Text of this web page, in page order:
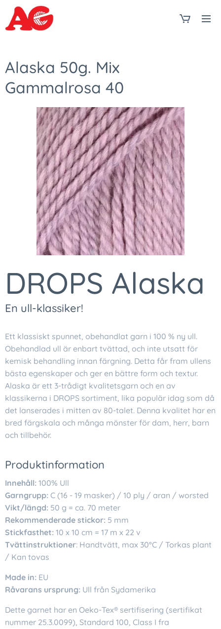
Alaska 50g. Mix
Gammalrosa 40
DROPS Alaska
En ull-klassiker!
Ett klassiskt spunnet, obehandlat garn i 100 % ny ull.
Obehandlad ull är enbart tvättad, och inte utsatt för
kemisk behandling innan färgning. Detta får fram ullens
bästa egenskaper och ger en bättre form och textur.
Alaska är ett 3-trådigt kvalitetsgarn och en av
klassikerna i DROPS sortiment, lika populär idag som då
det lanserades i mitten av 80-talet. Denna kvalitet har en
bred färgskala och många mönster för dam, herr, barn
och tillbehör.
Produktinformation
Innehåll: 100% Ull
Garngrupp: C (16 - 19 masker) / 10 ply / aran / worsted
Vikt/längd: 50 g = ca. 70 meter
Rekommenderade stickor: 5 mm
Stickfasthet: 10 x 10 cm = 17 m x 22 v
Tvättinstruktioner: Handtvätt, max 30°C / Torkas plant
/ Kan tovas
Made in: EU
Råvarans ursprung: Ull från Sydamerika
Dette garnet har en Oeko-Tex® sertifisering (sertifikat
nummer 25.3.0099), Standard 100, Class I fra